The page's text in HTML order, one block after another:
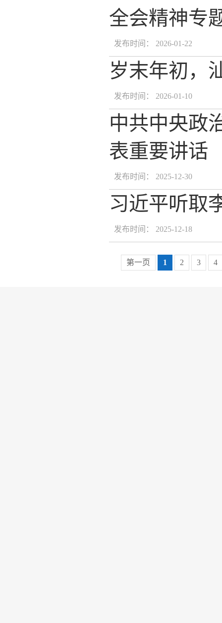
全会精神专
发布时间： 2026-01-22
岁末年初，
发布时间： 2026-01-10
中共中央政
表重要讲话
发布时间： 2025-12-30
习近平听取
发布时间： 2025-12-18
第一页 1 2 3 4